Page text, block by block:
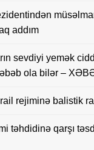
addım
sevdiyi yemək
ola bilər –
rejiminə balistik
təhdidinə qarşı